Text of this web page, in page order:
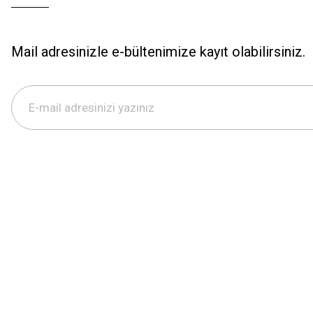
Mail adresinizle e-bültenimize kayıt olabilirsiniz.